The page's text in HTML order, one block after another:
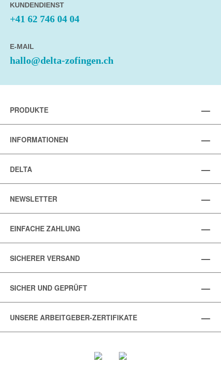
KUNDENDIENST
+41 62 746 04 04
E-MAIL
hallo@delta-zofingen.ch
PRODUKTE
INFORMATIONEN
DELTA
NEWSLETTER
EINFACHE ZAHLUNG
SICHERER VERSAND
SICHER UND GEPRÜFT
UNSERE ARBEITGEBER-ZERTIFIKATE